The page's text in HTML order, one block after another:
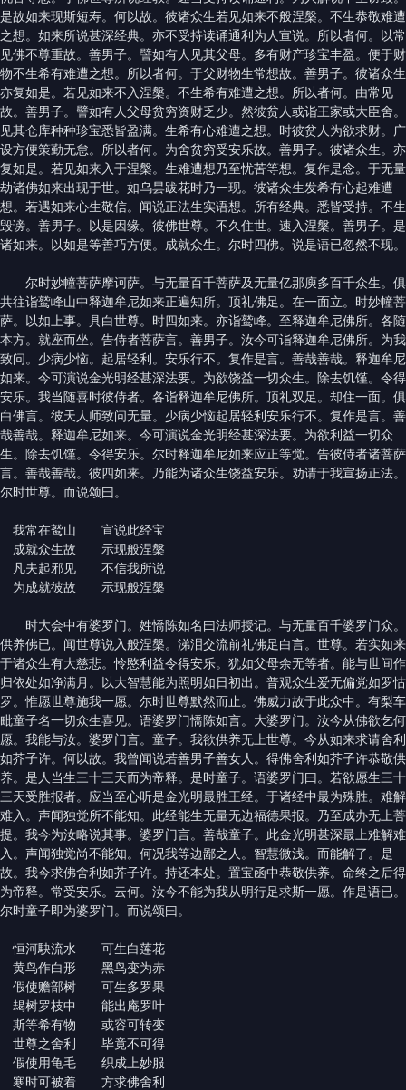
是故如来现斯短寿。何以故。彼诸众生若见如来不般涅槃。不生恭敬难遭
之想。如来所说甚深经典。亦不受持读诵通利为人宣说。所以者何。以常
见佛不尊重故。善男子。譬如有人见其父母。多有财产珍宝丰盈。便于财
物不生希有难遭之想。所以者何。于父财物生常想故。善男子。彼诸众生
亦复如是。若见如来不入涅槃。不生希有难遭之想。所以者何。由常见
故。善男子。譬如有人父母贫穷资财乏少。然彼贫人或诣王家或大臣舍。
见其仓库种种珍宝悉皆盈满。生希有心难遭之想。时彼贫人为欲求财。广
设方便策勤无怠。所以者何。为舍贫穷受安乐故。善男子。彼诸众生。亦
复如是。若见如来入于涅槃。生难遭想乃至忧苦等想。复作是念。于无量
劫诸佛如来出现于世。如乌昙跋花时乃一现。彼诸众生发希有心起难遭
想。若遇如来心生敬信。闻说正法生实语想。所有经典。悉皆受持。不生
毁谤。善男子。以是因缘。彼佛世尊。不久住世。速入涅槃。善男子。是
诸如来。以如是等善巧方便。成就众生。尔时四佛。说是语已忽然不现。
尔时妙幢菩萨摩诃萨。与无量百千菩萨及无量亿那庾多百千众生。俱
共往诣鹫峰山中释迦牟尼如来正遍知所。顶礼佛足。在一面立。时妙幢菩
萨。以如上事。具白世尊。时四如来。亦诣鹫峰。至释迦牟尼佛所。各随
本方。就座而坐。告侍者菩萨言。善男子。汝今可诣释迦牟尼佛所。为我
致问。少病少恼。起居轻利。安乐行不。复作是言。善哉善哉。释迦牟尼
如来。今可演说金光明经甚深法要。为欲饶益一切众生。除去饥馑。令得
安乐。我当随喜时彼侍者。各诣释迦牟尼佛所。顶礼双足。却住一面。俱
白佛言。彼天人师致问无量。少病少恼起居轻利安乐行不。复作是言。善
哉善哉。释迦牟尼如来。今可演说金光明经甚深法要。为欲利益一切众
生。除去饥馑。令得安乐。尔时释迦牟尼如来应正等觉。告彼侍者诸菩萨
言。善哉善哉。彼四如来。乃能为诸众生饶益安乐。劝请于我宣扬正法。
尔时世尊。而说颂曰。
我常在鹫山 宣说此经宝
成就众生故 示现般涅槃
凡夫起邪见 不信我所说
为成就彼故 示现般涅槃
时大会中有婆罗门。姓憍陈如名曰法师授记。与无量百千婆罗门众。
供养佛已。闻世尊说入般涅槃。涕泪交流前礼佛足白言。世尊。若实如来
于诸众生有大慈悲。怜愍利益令得安乐。犹如父母余无等者。能与世间作
归依处如净满月。以大智慧能为照明如日初出。普观众生爱无偏党如罗怙
罗。惟愿世尊施我一愿。尔时世尊默然而止。佛威力故于此众中。有梨车
毗童子名一切众生喜见。语婆罗门憍陈如言。大婆罗门。汝今从佛欲乞何
愿。我能与汝。婆罗门言。童子。我欲供养无上世尊。今从如来求请舍利
如芥子许。何以故。我曾闻说若善男子善女人。得佛舍利如芥子许恭敬供
养。是人当生三十三天而为帝释。是时童子。语婆罗门曰。若欲愿生三十
三天受胜报者。应当至心听是金光明最胜王经。于诸经中最为殊胜。难解
难入。声闻独觉所不能知。此经能生无量无边福德果报。乃至成办无上菩
提。我今为汝略说其事。婆罗门言。善哉童子。此金光明甚深最上难解难
入。声闻独觉尚不能知。何况我等边鄙之人。智慧微浅。而能解了。是
故。我今求佛舍利如芥子许。持还本处。置宝函中恭敬供养。命终之后得
为帝释。常受安乐。云何。汝今不能为我从明行足求斯一愿。作是语已。
尔时童子即为婆罗门。而说颂曰。
恒河駃流水 可生白莲花
黄鸟作白形 黑鸟变为赤
假使赡部树 可生多罗果
朅树罗枝中 能出庵罗叶
斯等希有物 或容可转变
世尊之舍利 毕竟不可得
假使用龟毛 织成上妙服
寒时可被着 方求佛舍利